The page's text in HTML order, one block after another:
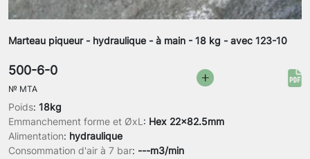
Marteau piqueur - hydraulique - à main - 18 kg - avec 123-10
Poids: 18kg
Emmanchement forme et ØxL : Hex 22x82.5mm
Alimentation: hydraulique
Consommation d'air à 7 bar: ---m3/min
500-6-0
№ MTA